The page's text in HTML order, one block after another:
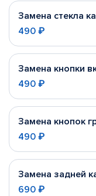
Замена стекла
490 ₽
Замена кнопки
490 ₽
Замена кнопок
490 ₽
Замена задней
690 ₽